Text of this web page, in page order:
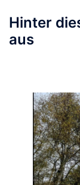
Hinter
aus